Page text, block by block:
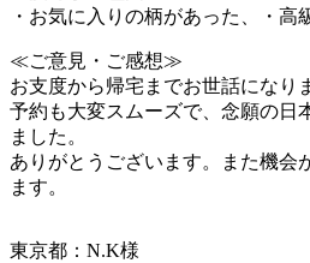
・お気に入りの柄があった、・高
≪ご意見・ご感想≫
お支度から帰宅までお世話になり
予約も大変スムーズで、念願の日
ました。
ありがとうございます。また機会
ます。
東京都：N.K様